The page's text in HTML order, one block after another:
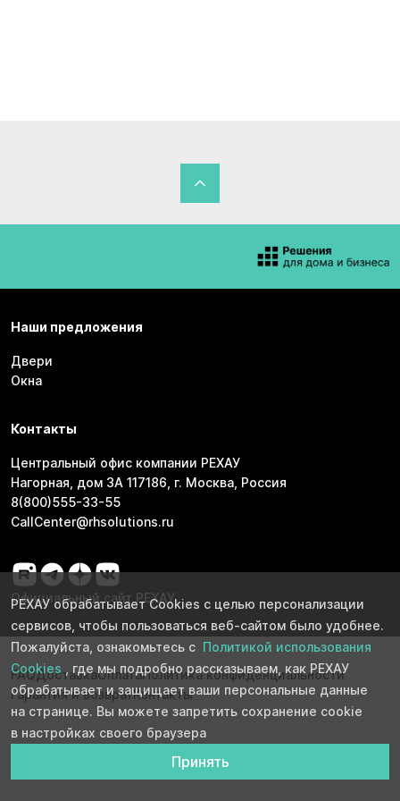
Наши предложения
Двери
Окна
Контакты
Центральный офис компании РЕХАУ
Нагорная, дом 3А 117186, г. Москва, Россия
8(800)555-33-55
CallCenter@rhsolutions.ru
Официальный сайт РЕХАУ
FAQДоставкаОплатаПолитика конфиденциальности
Гарантия и возвратКонтакты
РЕХАУ обрабатывает Cookies с целью персонализации
сервисов, чтобы пользоваться веб-сайтом было удобнее.
Пожалуйста, ознакомьтесь с Политикой использования
Cookies
, где мы подробно рассказываем, как РЕХАУ
обрабатывает и защищает ваши персональные данные
на странице. Вы можете запретить сохранение cookie
в настройках своего браузера
Принять